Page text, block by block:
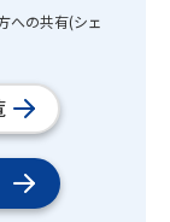
への共有(シェ